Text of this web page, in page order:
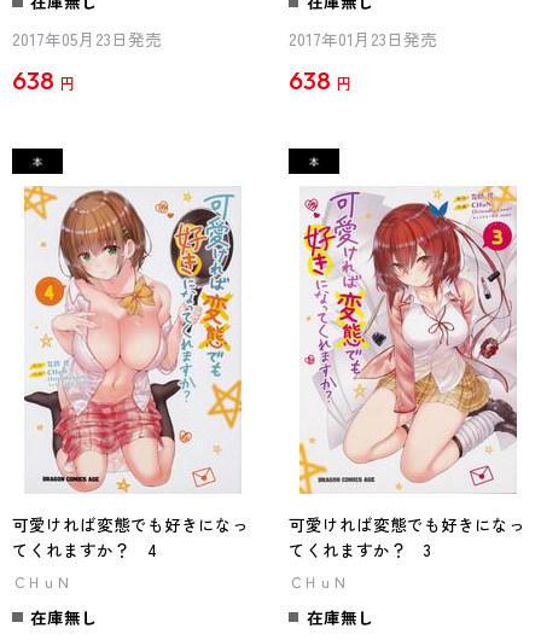
2017年05月23日発売
638 円
2017年01月23日発売
638 円
可愛ければ変態でも好きになっ
てくれますか？ 4
ＣＨｕＮ
在庫無し
可愛ければ変態でも好きになっ
てくれますか？ 3
ＣＨｕＮ
在庫無し